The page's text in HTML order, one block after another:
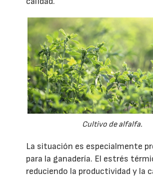
Cultivo de alfalfa.
La situación es especialmente
para la ganadería. El estrés
reduciendo la productividad y la